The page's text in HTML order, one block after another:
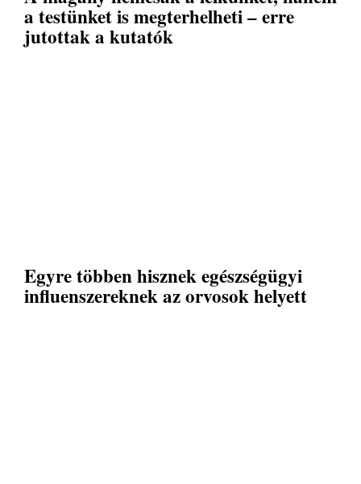
a testünket is megterhelheti – erre
jutottak a kutatók
Egyre többen hisznek egészségügyi
influenszereknek az orvosok helyett